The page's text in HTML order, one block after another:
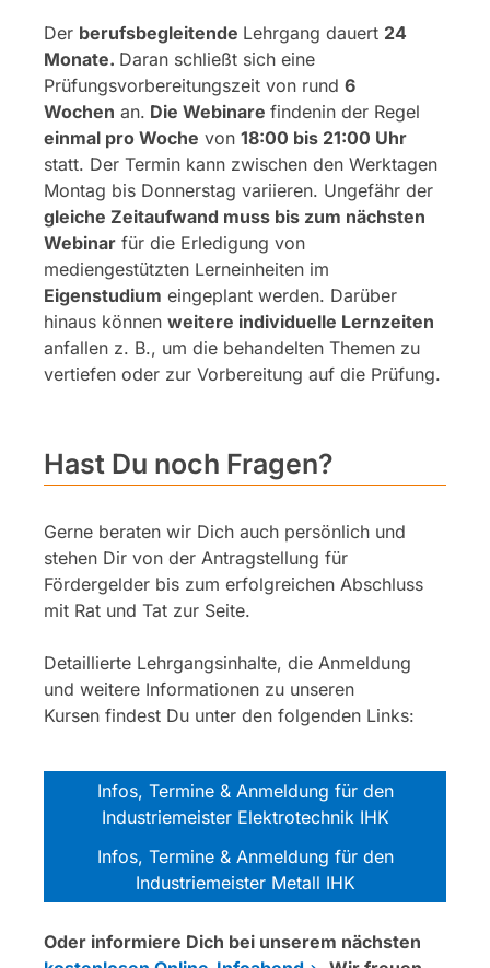
Der berufsbegleitende Lehrgang dauert 24
Monate. Daran schließt sich eine
Prüfungsvorbereitungszeit von rund 6
Wochen an. Die Webinare findenin der Regel
einmal pro Woche von 18:00 bis 21:00 Uhr
statt. Der Termin kann zwischen den Werktagen
Montag bis Donnerstag variieren. Ungefähr der
gleiche Zeitaufwand muss bis zum nächsten
Webinar für die Erledigung von
mediengestützten Lerneinheiten im
Eigenstudium eingeplant werden. Darüber
hinaus können weitere individuelle Lernzeiten
anfallen z. B., um die behandelten Themen zu
vertiefen oder zur Vorbereitung auf die Prüfung.
Hast Du noch Fragen?
Gerne beraten wir Dich auch persönlich und
stehen Dir von der Antragstellung für
Fördergelder bis zum erfolgreichen Abschluss
mit Rat und Tat zur Seite.
Detaillierte Lehrgangsinhalte, die Anmeldung
und weitere Informationen zu unseren
Kursen findest Du unter den folgenden Links:
Infos, Termine & Anmeldung für den
Industriemeister Elektrotechnik IHK
Infos, Termine & Anmeldung für den
Industriemeister Metall IHK
Oder informiere Dich bei unserem nächsten